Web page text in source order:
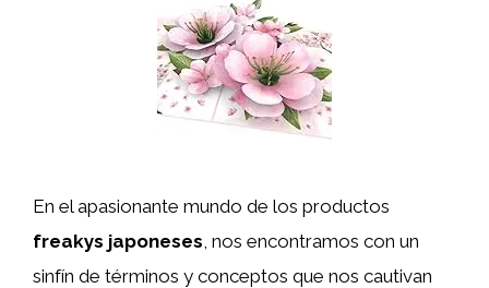
En el apasionante mundo de los productos
freakys japoneses, nos encontramos con un
sinfín de términos y conceptos que nos cautivan